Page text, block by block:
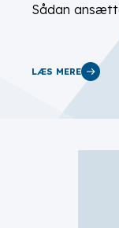
Sådan
LÆS MERE